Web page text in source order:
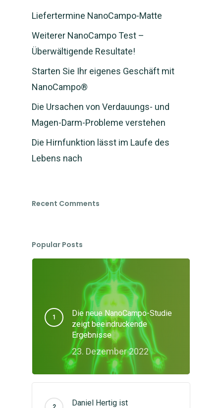
Liefertermine NanoCampo-Matte
Weiterer NanoCampo Test –
Überwältigende Resultate!
Starten Sie Ihr eigenes Geschäft mit
NanoCampo®
Die Ursachen von Verdauungs- und
Magen-Darm-Probleme verstehen
Die Hirnfunktion lässt im Laufe des
Lebens nach
Recent Comments
Popular Posts
Die neue NanoCampo-Studie
zeigt beeindruckende
Ergebnisse
23. Dezember 2022
Daniel Hertig ist